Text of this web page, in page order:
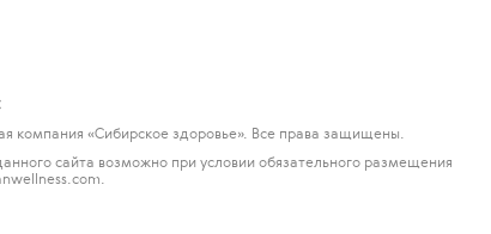
компания «Сибирское здоровье». Все права защищены.
сайта возможно при условии обязательного размещения